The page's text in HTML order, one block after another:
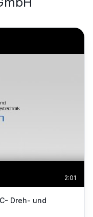
2:01
Dreh- und